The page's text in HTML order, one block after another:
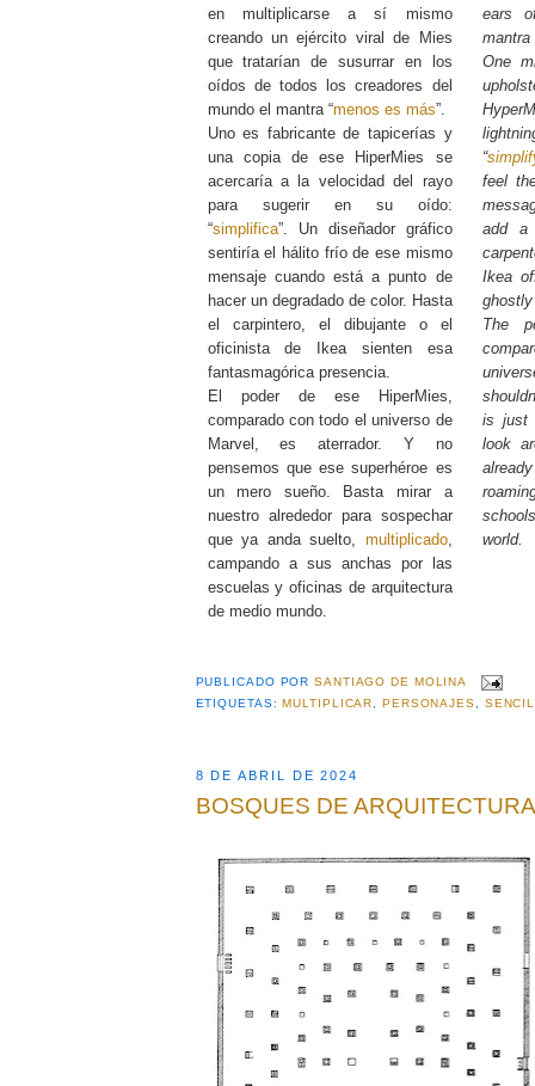
en multiplicarse a sí mismo
creando un ejército viral de Mies
que tratarían de susurrar en los
oídos de todos los creadores del
mundo el mantra “menos es más”.
Uno es fabricante de tapicerías y
una copia de ese HiperMies se
acercaría a la velocidad del rayo
para sugerir en su oído:
“simplifica”. Un diseñador gráfico
sentiría el hálito frío de ese mismo
mensaje cuando está a punto de
hacer un degradado de color. Hasta
el carpintero, el dibujante o el
oficinista de Ikea sienten esa
fantasmagórica presencia.
El poder de ese HiperMies,
comparado con todo el universo de
Marvel, es aterrador. Y no
pensemos que ese superhéroe es
un mero sueño. Basta mirar a
nuestro alrededor para sospechar
que ya anda suelto, multiplicado,
campando a sus anchas por las
escuelas y oficinas de arquitectura
de medio mundo.
ears
mantra
One
“
feel
add a
Ikea
The
is just
look
world.
PUBLICADO PORSANTIAGO DE MOLINA
ETIQUETAS:MULTIPLICAR ,PERSONAJES
8 DE ABRIL DE 2024
BOSQUES DE ARQUITECTURA